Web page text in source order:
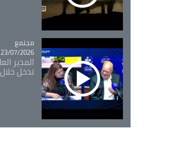
Catégorie
مجتمع
23/07/2026 - 10:18
تدخل